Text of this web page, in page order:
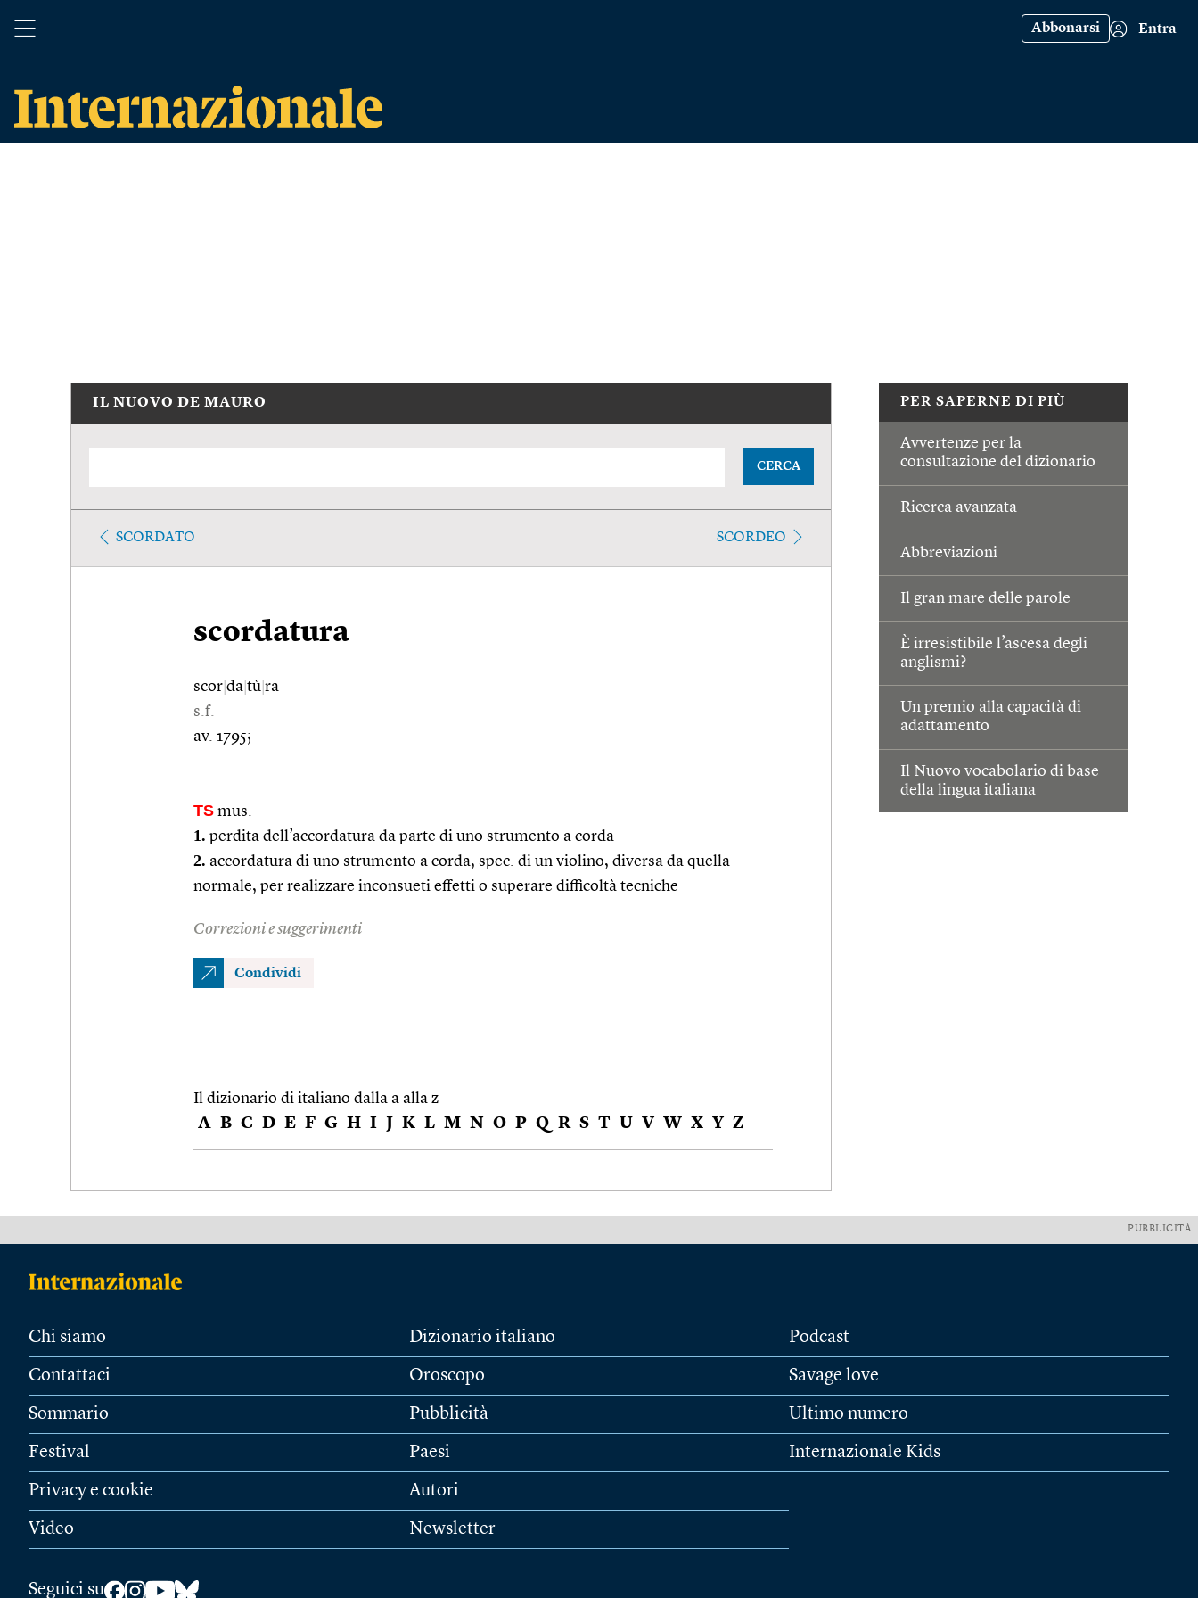
Abbonarsi Entra
PER SAPERNE DI PIÙ
Avvertenze per la
consultazione del dizionario
Ricerca avanzata
Abbreviazioni
Il gran mare delle parole
È irresistibile l’ascesa degli
anglismi?
Un premio alla capacità di
adattamento
Il Nuovo vocabolario di base
della lingua italiana
IL NUOVO DE MAURO
CERCA
SCORDATO SCORDEO
scordatura
scor da tù ra
s.f.
av. 1795;
TS mus.
1. perdita dell’accordatura da parte di uno strumento a corda
2. accordatura di uno strumento a corda, spec. di un violino, diversa da quella
normale, per realizzare inconsueti effetti o superare difficoltà tecniche
Correzioni e suggerimenti
Condividi
Il dizionario di italiano dalla a alla z
A B C D E F G H I J K L M N O P Q R S T U V W X Y Z
PUBBLICITÀ
Chi siamo
Contattaci
Sommario
Festival
Privacy e cookie
Video
Dizionario italiano
Oroscopo
Pubblicità
Paesi
Autori
Newsletter
Podcast
Savage love
Ultimo numero
Internazionale Kids
Seguici su